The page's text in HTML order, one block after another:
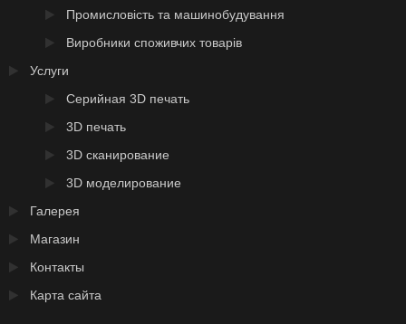
Промисловість та машинобудування
Виробники споживчих товарів
Услуги
Серийная 3D печать
3D печать
3D сканирование
3D моделирование
Галерея
Магазин
Контакты
Карта сайта